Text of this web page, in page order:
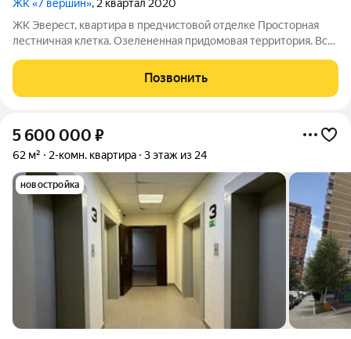
ЖК «7 вершин», 2 квартал 2020
ЖК Эверест, квартира в предчистовой отделке Просторная
лестничная клетка. Озелененная придомовая территория. Вся
находиться остановка общественного транспорта. Все
документы готовы к сделке.
Позвонить
5 600 000 ₽
62 м² 2-комн. квартира 3 этаж из 24
новостройка